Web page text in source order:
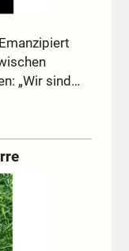
„Wir sind…